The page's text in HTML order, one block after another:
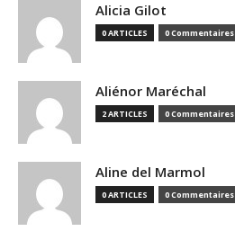
Alicia Gilot
0 ARTICLES 0 Commentaires
Aliénor Maréchal
2 ARTICLES 0 Commentaires
Aline del Marmol
0 ARTICLES 0 Commentaires